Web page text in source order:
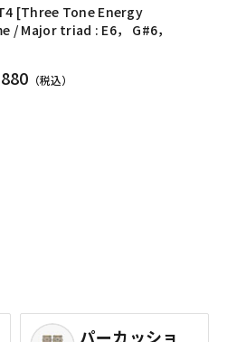
[Three Tone Energy
/ Major triad : E6， G#6，
（税込）
パーカッショ